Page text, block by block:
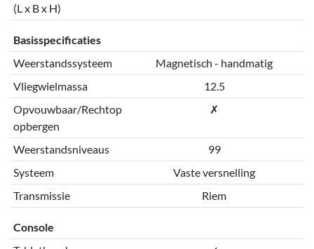
(L x B x H)
Basisspecificaties
Weerstandssysteem
Magnetisch - handmatig
Vliegwielmassa
12.5
Opvouwbaar/Rechtop
opbergen
✗
Weerstandsniveaus
99
Systeem
Vaste versnelling
Transmissie
Riem
Console